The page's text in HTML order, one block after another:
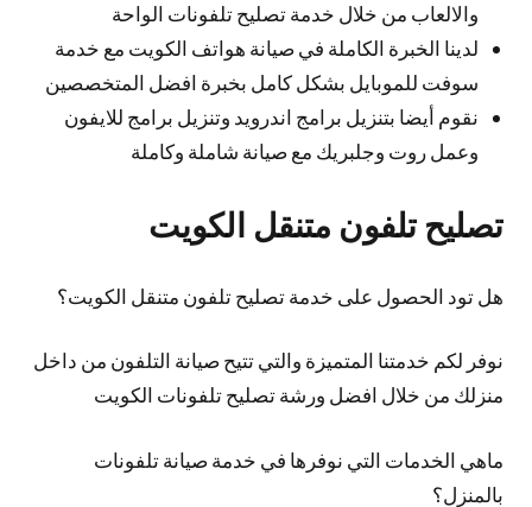
والالعاب من خلال خدمة تصليح تلفونات الواحة
لدينا الخبرة الكاملة في صيانة هواتف الكويت مع خدمة
سوفت للموبايل بشكل كامل بخبرة افضل المتخصصين
نقوم أيضا بتنزيل برامج اندرويد وتنزيل برامج للايفون
وعمل روت وجلبريك مع صيانة شاملة وكاملة
تصليح تلفون متنقل الكويت
هل تود الحصول على خدمة تصليح تلفون متنقل الكويت؟
نوفر لكم خدمتنا المتميزة والتي تتيح صيانة التلفون من داخل
منزلك من خلال افضل ورشة تصليح تلفونات الكويت
ماهي الخدمات التي نوفرها في خدمة صيانة تلفونات
بالمنزل؟